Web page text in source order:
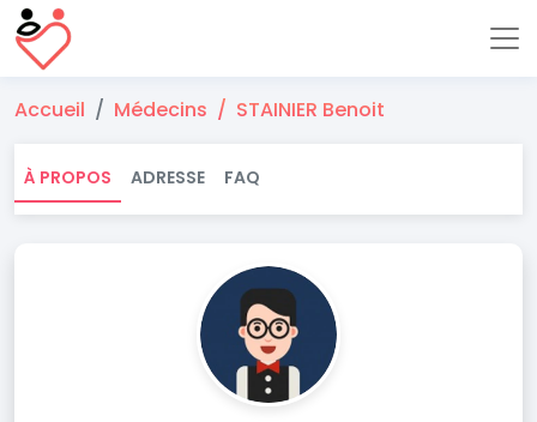
Accueil Médecins STAINIER Benoit
À PROPOS ADRESSE FAQ